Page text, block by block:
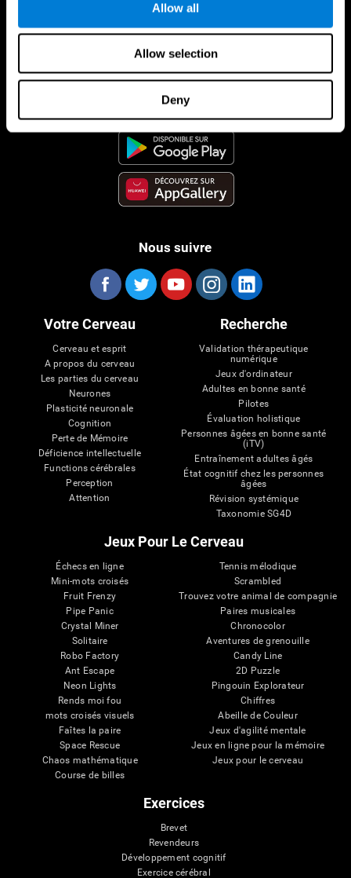
Allow all
Allow selection
Deny
App CogniFit
Nous suivre
Votre Cerveau
Cerveau et esprit
A propos du cerveau
Les parties du cerveau
Neurones
Plasticité neuronale
Cognition
Perte de Mémoire
Déficience intellectuelle
Functions cérébrales
Perception
Attention
Recherche
Validation thérapeutique
numérique
Jeux d'ordinateur
Adultes en bonne santé
Pilotes
Évaluation holistique
Personnes âgées en bonne santé
(iTV)
Entraînement adultes âgés
État cognitif chez les personnes
âgées
Révision systémique
Taxonomie SG4D
Jeux Pour Le Cerveau
Échecs en ligne
Mini-mots croisés
Fruit Frenzy
Pipe Panic
Crystal Miner
Solitaire
Robo Factory
Ant Escape
Neon Lights
Rends moi fou
mots croisés visuels
Faîtes la paire
Space Rescue
Chaos mathématique
Course de billes
Tennis mélodique
Scrambled
Trouvez votre animal de compagnie
Paires musicales
Chronocolor
Aventures de grenouille
Candy Line
2D Puzzle
Pingouin Explorateur
Chiffres
Abeille de Couleur
Jeux d'agilité mentale
Jeux en ligne pour la mémoire
Jeux pour le cerveau
Exercices
Brevet
Revendeurs
Développement cognitif
Exercice cérébral